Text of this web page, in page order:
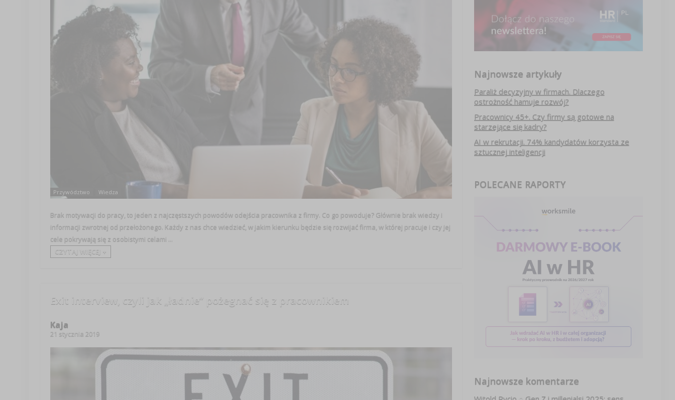
Przywództwo Wiedza
Brak motywacji do pracy, to jeden z najczęstszych powodów odejścia pracownika z firmy. Co go powoduje? Głównie brak wiedzy i
informacji zwrotnej od przełożonego. Każdy z nas chce wiedzieć, w jakim kierunku będzie się rozwijać firma, w której pracuje i czy jej
cele pokrywają się z osobistymi celami ...
CZYTAJ WIĘCEJ +
Exit interview, czyli jak „ładnie” pożegnać się z pracownikiem
Kaja
21 stycznia 2019
Najnowsze artykuły
Paraliż decyzyjny w firmach. Dlaczego
ostrożność hamuje rozwój?
Pracownicy 45+. Czy firmy są gotowe na
starzejące się kadry?
AI w rekrutacji. 74% kandydatów korzysta ze
sztucznej inteligencji
POLECANE RAPORTY
Najnowsze komentarze